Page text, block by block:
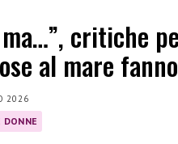
critiche
al mare
2026
DONNE